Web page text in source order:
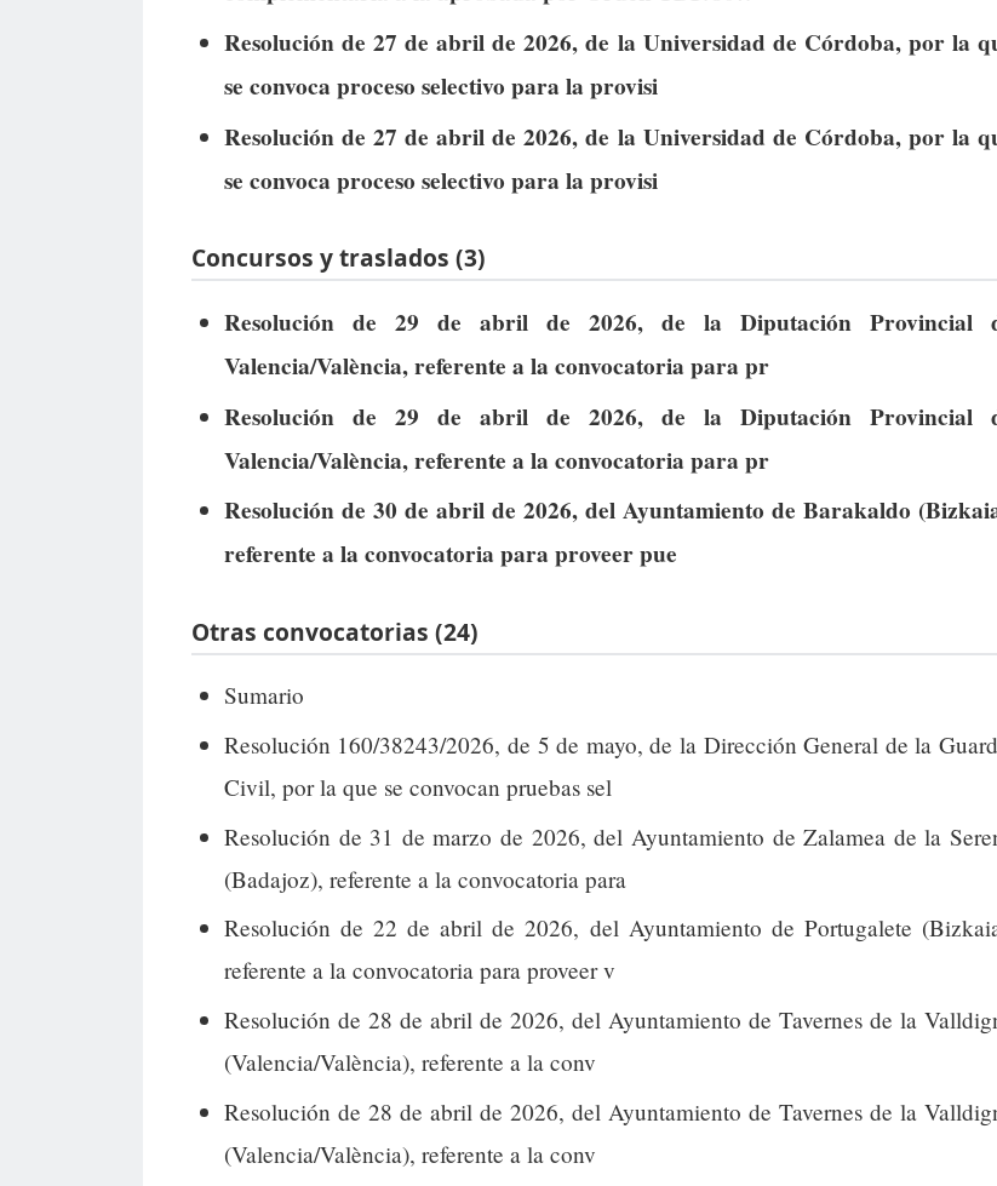
Resolución de 27 de abril de 2026, de la Universidad de Córdoba, por la
se convoca proceso selectivo para la provisi
Resolución de 27 de abril de 2026, de la Universidad de Córdoba, por la
se convoca proceso selectivo para la provisi
Concursos y traslados (3)
Resolución de 29 de abril de 2026, de la Diputación Provincial
Valencia/València, referente a la convocatoria para pr
Resolución de 29 de abril de 2026, de la Diputación Provincial
Valencia/València, referente a la convocatoria para pr
Resolución de 30 de abril de 2026, del Ayuntamiento de Barakaldo
referente a la convocatoria para proveer pue
Otras convocatorias (24)
Sumario
Resolución 160/38243/2026, de 5 de mayo, de la Dirección General de la
Civil, por la que se convocan pruebas sel
Resolución de 31 de marzo de 2026, del Ayuntamiento de Zalamea de la
(Badajoz), referente a la convocatoria para
Resolución de 22 de abril de 2026, del Ayuntamiento de Portugalete
referente a la convocatoria para proveer v
Resolución de 28 de abril de 2026, del Ayuntamiento de Tavernes de la
(Valencia/València), referente a la conv
Resolución de 28 de abril de 2026, del Ayuntamiento de Tavernes de la
(Valencia/València), referente a la conv